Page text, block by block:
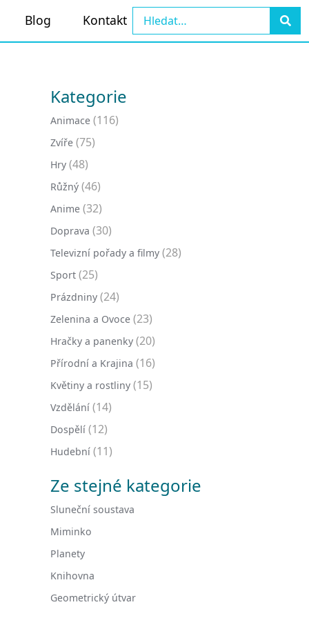
Blog Kontakt
Kategorie
Animace (116)
Zvíře (75)
Hry (48)
Růžný (46)
Anime (32)
Doprava (30)
Televizní pořady a filmy (28)
Sport (25)
Prázdniny (24)
Zelenina a Ovoce (23)
Hračky a panenky (20)
Přírodní a Krajina (16)
Květiny a rostliny (15)
Vzdělání (14)
Dospělí (12)
Hudební (11)
Ze stejné kategorie
Sluneční soustava
Miminko
Planety
Knihovna
Geometrický útvar